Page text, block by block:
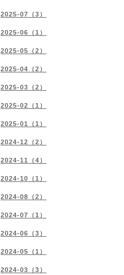
2025-07（3）
2025-06（1）
2025-05（2）
2025-04（2）
2025-03（2）
2025-02（1）
2025-01（1）
2024-12（2）
2024-11（4）
2024-10（1）
2024-08（2）
2024-07（1）
2024-06（3）
2024-05（1）
2024-03（3）